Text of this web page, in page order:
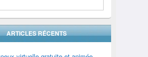
ARTICLES RÉCENTS